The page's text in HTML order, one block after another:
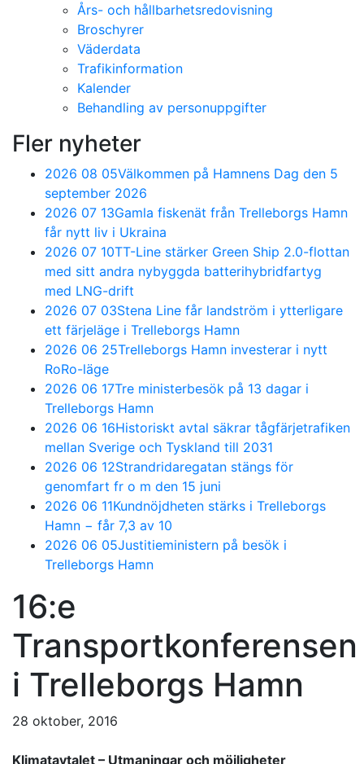
Års- och hållbarhetsredovisning
Broschyrer
Väderdata
Trafikinformation
Kalender
Behandling av personuppgifter
Fler nyheter
2026 08 05Välkommen på Hamnens Dag den 5
september 2026
2026 07 13Gamla fiskenät från Trelleborgs Hamn
får nytt liv i Ukraina
2026 07 10TT-Line stärker Green Ship 2.0-flottan
med sitt andra nybyggda batterihybridfartyg
med LNG-drift
2026 07 03Stena Line får landström i ytterligare
ett färjeläge i Trelleborgs Hamn
2026 06 25Trelleborgs Hamn investerar i nytt
RoRo-läge
2026 06 17Tre ministerbesök på 13 dagar i
Trelleborgs Hamn
2026 06 16Historiskt avtal säkrar tågfärjetrafiken
mellan Sverige och Tyskland till 2031
2026 06 12Strandridaregatan stängs för
genomfart fr o m den 15 juni
2026 06 11Kundnöjdheten stärks i Trelleborgs
Hamn − får 7,3 av 10
2026 06 05Justitieministern på besök i
Trelleborgs Hamn
16:e
Transportkonferensen
i Trelleborgs Hamn
28 oktober, 2016
Klimatavtalet – Utmaningar och möjligheter